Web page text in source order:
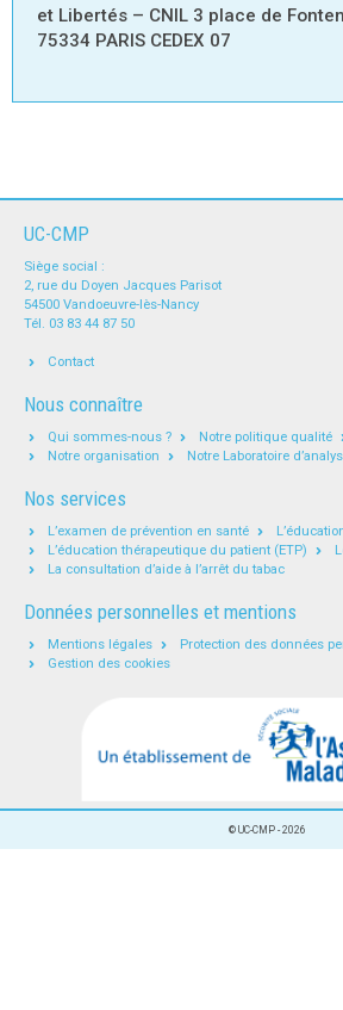
et Libertés – CNIL 3 place de
75334 PARIS CEDEX 07
UC-CMP
Siège social :
2, rue du Doyen Jacques Parisot
54500 Vandoeuvre-lès-Nancy
Tél. 03 83 44 87 50
Contact
Nous connaître
Qui sommes-nous ? Notre politique qualité
Notre organisation
Notre Laboratoire
Nos services
L’examen de prévention en santé
L’éducation thérapeutique du patient (ETP)
La consultation d’aide à l’arrêt du tabac
Données personnelles et mentions
Mentions légales
Protection des données
Gestion des cookies
© UC-CMP - 2026